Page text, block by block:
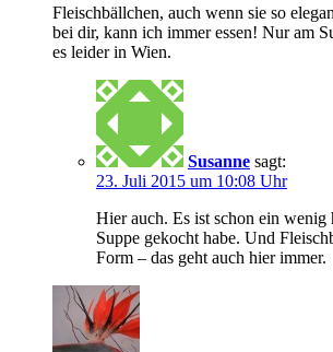
Fleischbällchen, auch wenn sie so
bei dir, kann ich immer essen! Nur am
es leider in Wien.
Susanne sagt:
23. Juli 2015 um 10:08 Uhr
Hier auch. Es ist schon ein wenig
Suppe gekocht habe. Und
Form – das geht auch hier immer.